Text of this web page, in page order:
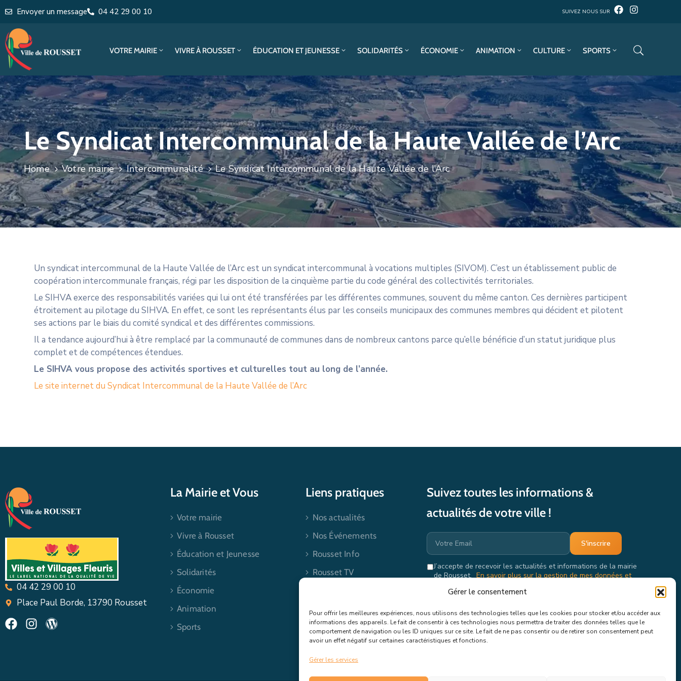
Gérer le consentement
Pour offrir les meilleures expériences, nous utilisons des technologies telles que les cookies pour stocker et/ou accéder aux
informations des appareils. Le fait de consentir à ces technologies nous permettra de traiter des données telles que le
comportement de navigation ou les ID uniques sur ce site. Le fait de ne pas consentir ou de retirer son consentement peut
avoir un effet négatif sur certaines caractéristiques et fonctions.
Gérer les services
Envoyer un message 04 42 29 00 10 SUIVEZ NOUS SUR
VOTRE MAIRIE VIVRE À ROUSSET ÉDUCATION ET JEUNESSE SOLIDARITÉS ÉCONOMIE ANIMATION CULTURE SPORTS
Le Syndicat Intercommunal de la Haute Vallée de l’Arc
Home Votre mairie Intercommunalité Le Syndicat Intercommunal de la Haute Vallée de l’Arc
Un syndicat intercommunal de la Haute Vallée de l’Arc est un syndicat intercommunal à vocations multiples (SIVOM). C’est un établissement public de
coopération intercommunale français, régi par les disposition de la cinquième partie du code général des collectivités territoriales.
Le SIHVA exerce des responsabilités variées qui lui ont été transférées par les différentes communes, souvent du même canton. Ces dernières participent
étroitement au pilotage du SIHVA. En effet, ce sont les représentants élus par les conseils municipaux des communes membres qui décident et pilotent
ses actions par le biais du comité syndical et des différentes commissions.
Il a tendance aujourd’hui à être remplacé par la communauté de communes dans de nombreux cantons parce qu’elle bénéficie d’un statut juridique plus
complet et de compétences étendues.
Le SIHVA vous propose des activités sportives et culturelles tout au long de l’année.
Le site internet du Syndicat Intercommunal de la Haute Vallée de l’Arc
04 42 29 00 10
Place Paul Borde, 13790 Rousset
La Mairie et Vous
Votre mairie
Vivre à Rousset
Éducation et Jeunesse
Solidarités
Économie
Animation
Sports
Liens pratiques
Nos actualités
Nos Événements
Rousset Info
Rousset TV
Suivez toutes les informations &
actualités de votre ville !
J’accepte de recevoir les actualités et informations de la mairie
de Rousset. En savoir plus sur la gestion de mes données et